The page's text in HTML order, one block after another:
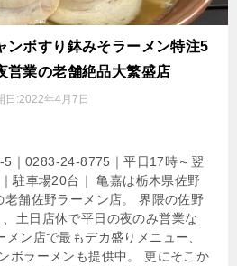
ンボすり鉢みそラーメン特注5
営業の老舗絶品大繁盛店
日:2022年4月7日
5｜0283-24-8775｜平日17時～翌
駐車場20台｜ 亀嘉は栃木県佐野
舗佐野ラーメン店。 界隈の佐野
土日店休で平日の夜のみ営業な
ン店で最もデカ盛りメニュー、
ボラーメンも提供中。 更にそこか